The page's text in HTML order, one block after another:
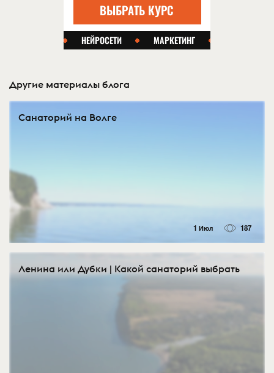
Другие материалы блога
Санаторий на Волге
1 Июл 187
Ленина или Дубки | Какой санаторий выбрать